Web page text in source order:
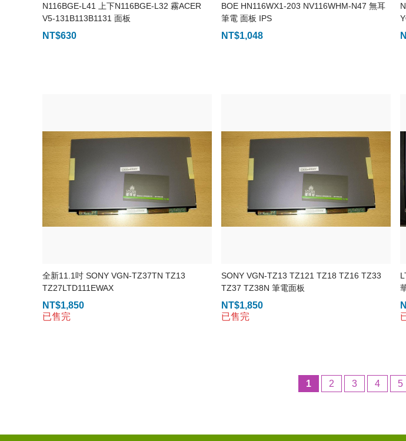
N116BGE-L41 上下N116BGE-L32 霧ACER
V5-131B113B1131 面板
NT$630
BOE HN116WX1-203 NV116WHM-N47 無耳
筆電 面板 IPS
NT$1,048
全新11.1吋 SONY VGN-TZ37TN TZ13
TZ27LTD111EWAX
NT$1,850
已售完
SONY VGN-TZ13 TZ121 TZ18 TZ16 TZ33
TZ37 TZ38N 筆電面板
NT$1,850
已售完
1 2 3 4 5